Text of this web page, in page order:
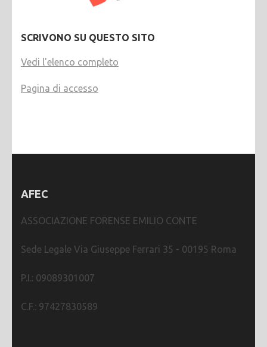
SCRIVONO SU QUESTO SITO
Vedi l'elenco completo
Pagina di accesso
AFEC
ASSOCIAZIONE FORENSE EMILIO CONTE
Sede Legale Via Giuseppe Ferrari 35 - 00195 Roma
P.I.: 09089301007
C.F.: 97427830589